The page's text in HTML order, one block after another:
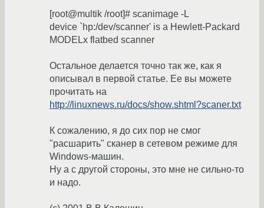
[root@multik /root]# scanimage -L
device `hp:/dev/scanner' is a Hewlett-Packard
MODELx flatbed scanner
Остальное делается точно так же, как я
описывал в первой статье. Ее вы можете
прочитать на
http://linuxnews.ru/docs/show.shtml?scaner.txt
К сожалению, я до сих пор не смог
"расшарить" сканер в сетевом режиме для
Windows-машин.
Ну а с другой стороны, это мне не сильно-то
и надо.